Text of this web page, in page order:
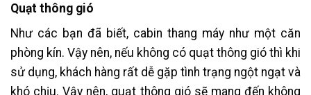
Quạt thông gió
Như các bạn đã biết, cabin thang máy như một căn
phòng kín. Vậy nên, nếu không có quạt thông gió thì khi
sử dụng, khách hàng rất dễ gặp tình trạng ngột ngạt và
khó chịu. Vậy nên, quạt thông gió sẽ mang đến không